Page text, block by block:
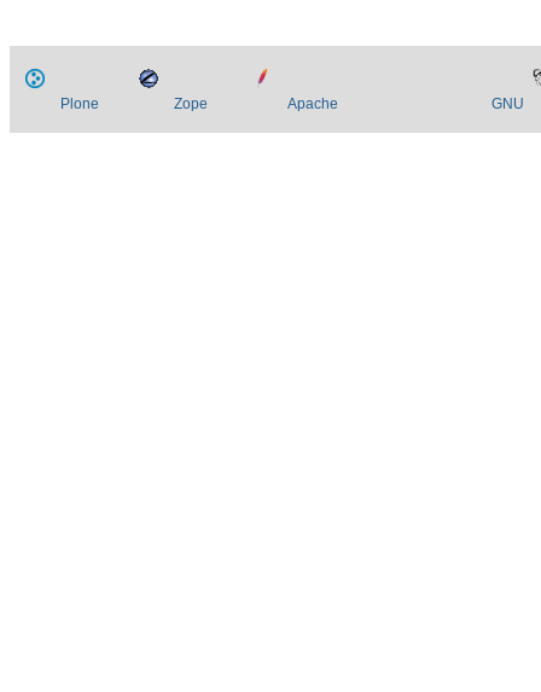
Plone Zope Apache GNU